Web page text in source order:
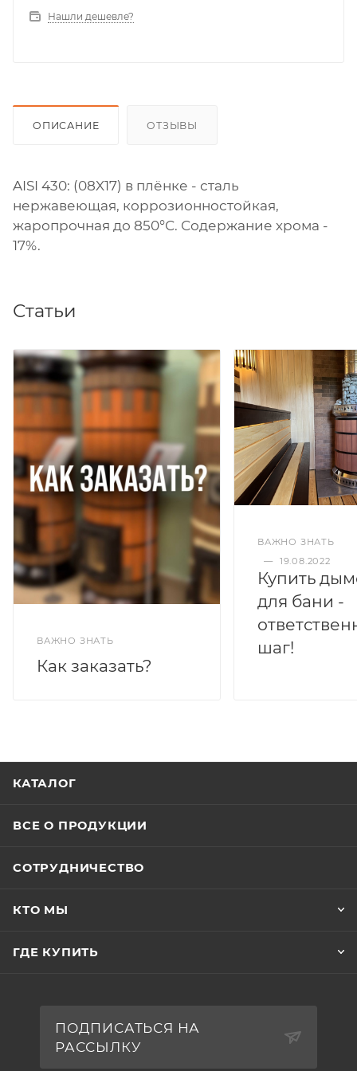
Нашли дешевле?
ОПИСАНИЕ ОТЗЫВЫ
AISI 430: (08X17) в плёнке - сталь
нержавеющая, коррозионностойкая,
жаропрочная до 850°С. Содержание хрома -
17%.
Статьи
ВАЖНО ЗНАТЬ
Как заказать?
ВАЖНО ЗНАТЬ
— 19.08.2022
Купить
для бани -
шаг!
КАТАЛОГ
ВСЕ О ПРОДУКЦИИ
СОТРУДНИЧЕСТВО
КТО МЫ
ГДЕ КУПИТЬ
ПОДПИСАТЬСЯ НА
РАССЫЛКУ